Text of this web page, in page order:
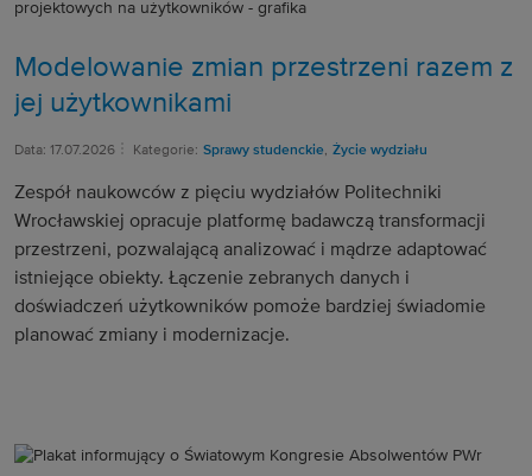
Modelowanie zmian przestrzeni razem z
jej użytkownikami
Data: 17.07.2026 Kategorie: Sprawy studenckie, Życie wydziału
Zespół naukowców z pięciu wydziałów Politechniki
Wrocławskiej opracuje platformę badawczą transformacji
przestrzeni, pozwalającą analizować i mądrze adaptować
istniejące obiekty. Łączenie zebranych danych i
doświadczeń użytkowników pomoże bardziej świadomie
planować zmiany i modernizacje.